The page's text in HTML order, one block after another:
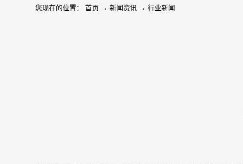
您现在的位置： 首页 → 新闻资讯 → 行业新闻